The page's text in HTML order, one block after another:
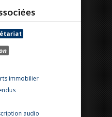
immobilier
audio